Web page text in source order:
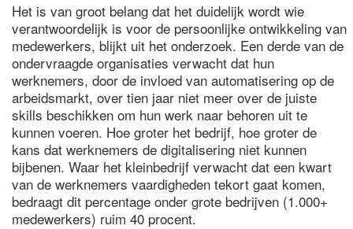
Het is van groot belang dat het duidelijk wordt wie
verantwoordelijk is voor de persoonlijke ontwikkeling van
medewerkers, blijkt uit het onderzoek. Een derde van de
ondervraagde organisaties verwacht dat hun
werknemers, door de invloed van automatisering op de
arbeidsmarkt, over tien jaar niet meer over de juiste
skills beschikken om hun werk naar behoren uit te
kunnen voeren. Hoe groter het bedrijf, hoe groter de
kans dat werknemers de digitalisering niet kunnen
bijbenen. Waar het kleinbedrijf verwacht dat een kwart
van de werknemers vaardigheden tekort gaat komen,
bedraagt dit percentage onder grote bedrijven (1.000+
medewerkers) ruim 40 procent.